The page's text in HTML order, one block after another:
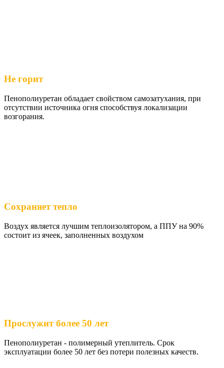
Не горит
Пенополиуретан обладает свойством самозатухания, при
отсутствии источника огня способствуя локализации
возгорания.
Сохраняет тепло
Воздух является лучшим теплоизолятором, а ППУ на 90%
состоит из ячеек, заполненных воздухом
Прослужит более 50 лет
Пенополиуретан - полимерный утеплитель. Срок
эксплуатации более 50 лет без потери полезных качеств.